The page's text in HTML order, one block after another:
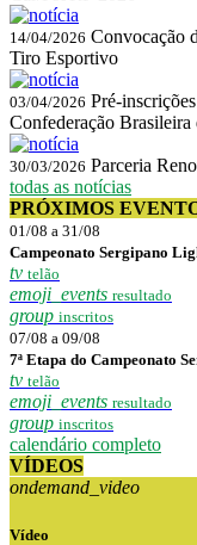
14/04/2026 Convocação
Tiro Esportivo
03/04/2026 Pré-
Confederação
30/03/2026 Parceria
todas as notícias
PRÓXIMOS
01/08 a 31/08
Campeonato Sergipano
tv telão
emoji_events resultado
group inscritos
07/08 a 09/08
7ª Etapa do Campeonato
tv telão
emoji_events resultado
group inscritos
calendário completo
VÍDEOS
ondemand_video
Vídeo